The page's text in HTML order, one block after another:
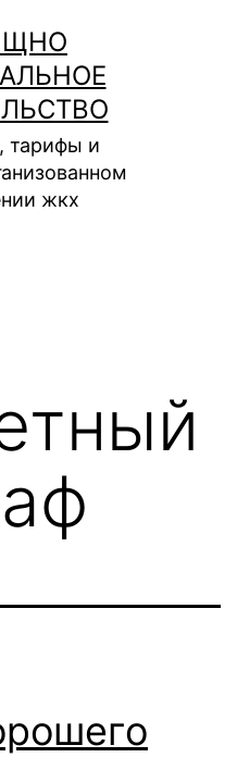
тарифы и
жкх